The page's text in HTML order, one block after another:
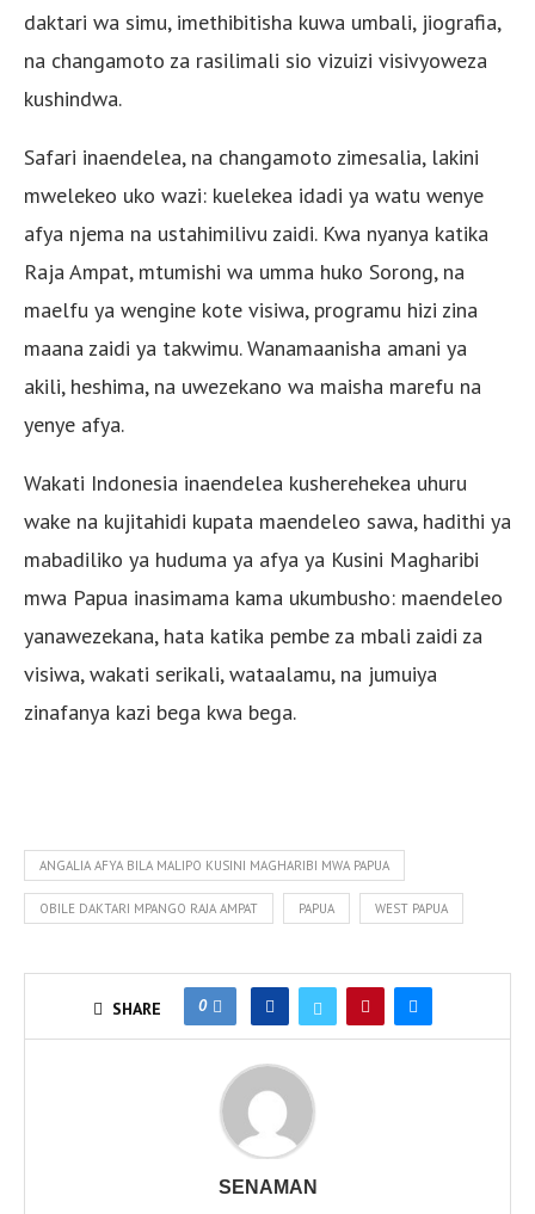
daktari wa simu, imethibitisha kuwa umbali, jiografia,
na changamoto za rasilimali sio vizuizi visivyoweza
kushindwa.
Safari inaendelea, na changamoto zimesalia, lakini
mwelekeo uko wazi: kuelekea idadi ya watu wenye
afya njema na ustahimilivu zaidi. Kwa nyanya katika
Raja Ampat, mtumishi wa umma huko Sorong, na
maelfu ya wengine kote visiwa, programu hizi zina
maana zaidi ya takwimu. Wanamaanisha amani ya
akili, heshima, na uwezekano wa maisha marefu na
yenye afya.
Wakati Indonesia inaendelea kusherehekea uhuru
wake na kujitahidi kupata maendeleo sawa, hadithi ya
mabadiliko ya huduma ya afya ya Kusini Magharibi
mwa Papua inasimama kama ukumbusho: maendeleo
yanawezekana, hata katika pembe za mbali zaidi za
visiwa, wakati serikali, wataalamu, na jumuiya
zinafanya kazi bega kwa bega.
ANGALIA AFYA BILA MALIPO KUSINI MAGHARIBI MWA PAPUA
OBILE DAKTARI MPANGO RAJA AMPAT PAPUA WEST PAPUA
SHARE 0
SENAMAN